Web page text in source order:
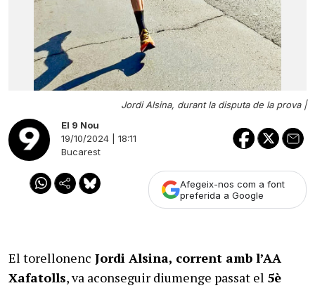
Jordi Alsina, durant la disputa de la prova |
El 9 Nou
19/10/2024 | 18:11
Bucarest
Afegeix-nos com a font
preferida a Google
El torellonenc Jordi Alsina, corrent amb l’AA
Xafatolls, va aconseguir diumenge passat el 5è